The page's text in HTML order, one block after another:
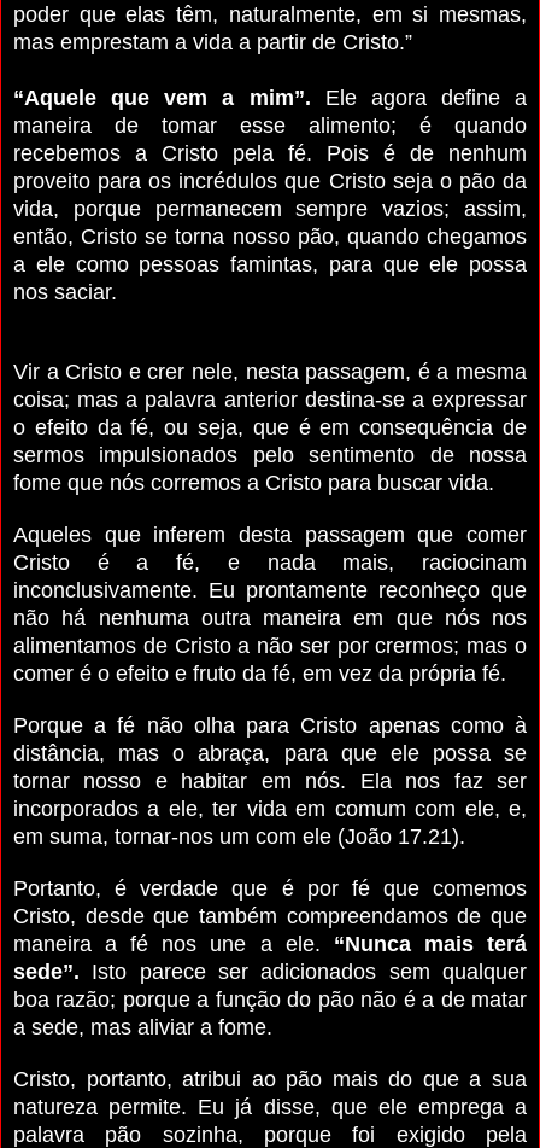
poder que elas têm, naturalmente, em si mesmas,
mas emprestam a vida a partir de Cristo.”
“Aquele que vem a mim”. Ele agora define a
maneira de tomar esse alimento; é quando
recebemos a Cristo pela fé. Pois é de nenhum
proveito para os incrédulos que Cristo seja o pão da
vida, porque permanecem sempre vazios; assim,
então, Cristo se torna nosso pão, quando chegamos
a ele como pessoas famintas, para que ele possa
nos saciar.
Vir a Cristo e crer nele, nesta passagem, é a mesma
coisa; mas a palavra anterior destina-se a expressar
o efeito da fé, ou seja, que é em consequência de
sermos impulsionados pelo sentimento de nossa
fome que nós corremos a Cristo para buscar vida.
Aqueles que inferem desta passagem que comer
Cristo é a fé, e nada mais, raciocinam
inconclusivamente. Eu prontamente reconheço que
não há nenhuma outra maneira em que nós nos
alimentamos de Cristo a não ser por crermos; mas o
comer é o efeito e fruto da fé, em vez da própria fé.
Porque a fé não olha para Cristo apenas como à
distância, mas o abraça, para que ele possa se
tornar nosso e habitar em nós. Ela nos faz ser
incorporados a ele, ter vida em comum com ele, e,
em suma, tornar-nos um com ele (João 17.21).
Portanto, é verdade que é por fé que comemos
Cristo, desde que também compreendamos de que
maneira a fé nos une a ele. “Nunca mais terá
sede”. Isto parece ser adicionados sem qualquer
boa razão; porque a função do pão não é a de matar
a sede, mas aliviar a fome.
Cristo, portanto, atribui ao pão mais do que a sua
natureza permite. Eu já disse, que ele emprega a
palavra pão sozinha, porque foi exigido pela